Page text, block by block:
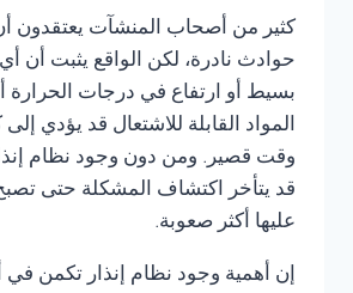
كثير من أصحاب المنشآت يعتقدون
حوادث نادرة، لكن الواقع يثبت أن
بسيط أو ارتفاع في درجات الحرارة
المواد القابلة للاشتعال قد يؤدي
وقت قصير. ومن دون وجود نظام
قد يتأخر اكتشاف المشكلة حتى
عليها أكثر صعوبة.
إن أهمية وجود نظام إنذار تكمن في